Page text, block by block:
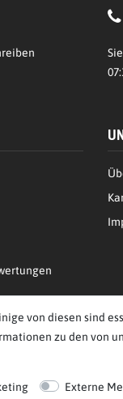
Rechte vorbehalten.
von diesen sind
zu den von
Externe